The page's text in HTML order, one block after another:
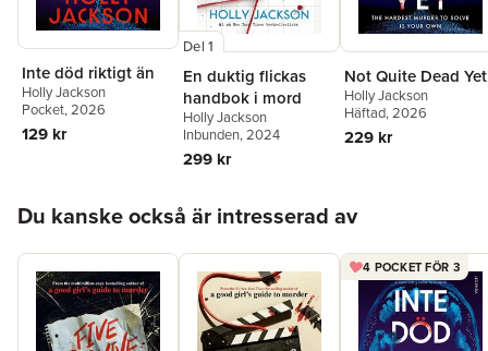
Inte död riktigt än
Holly Jackson
Pocket, 2026
129 kr
Del 1
En duktig flickas
handbok i mord
Holly Jackson
Inbunden, 2024
299 kr
Not Quite Dead Yet
Holly Jackson
Häftad, 2026
229 kr
Du kanske också är intresserad av
4 POCKET FÖR 3